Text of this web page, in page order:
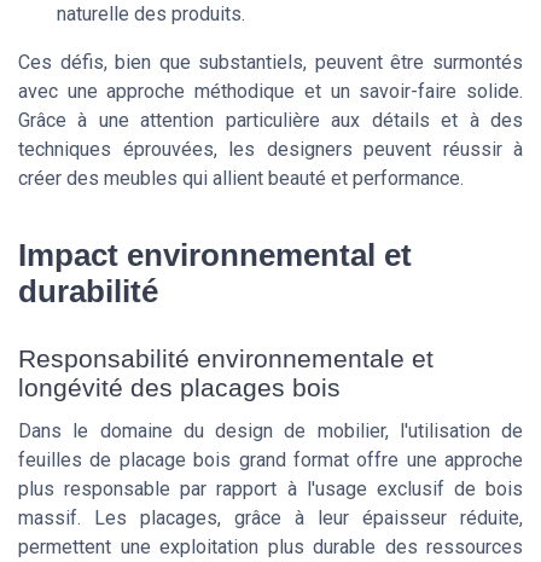
naturelle des produits.
Ces défis, bien que substantiels, peuvent être surmontés
avec une approche méthodique et un savoir-faire solide.
Grâce à une attention particulière aux détails et à des
techniques éprouvées, les designers peuvent réussir à
créer des meubles qui allient beauté et performance.
Impact environnemental et
durabilité
Responsabilité environnementale et
longévité des placages bois
Dans le domaine du design de mobilier, l'utilisation de
feuilles de placage bois grand format offre une approche
plus responsable par rapport à l'usage exclusif de bois
massif. Les placages, grâce à leur épaisseur réduite,
permettent une exploitation plus durable des ressources